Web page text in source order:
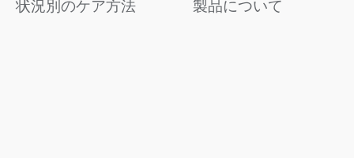
状況別のケア方法 製品について